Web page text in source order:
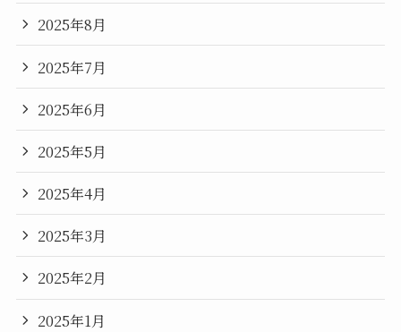
2025年8月
2025年7月
2025年6月
2025年5月
2025年4月
2025年3月
2025年2月
2025年1月